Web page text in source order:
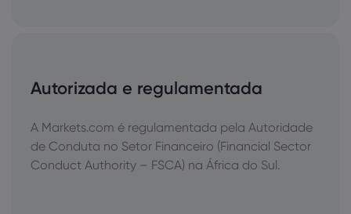
Autorizada e regulamentada
A Markets.com é regulamentada pela Autoridade
de Conduta no Setor Financeiro (Financial Sector
Conduct Authority – FSCA) na África do Sul.